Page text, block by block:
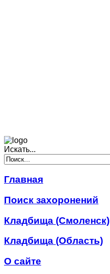
Искать...
Главная
Поиск захоронений
Кладбища (Смоленск)
Кладбища (Область)
О сайте